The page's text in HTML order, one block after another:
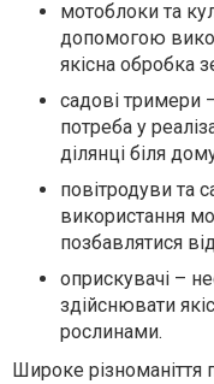
мотоблоки та
допомогою
якісна обробка
садові тримери
потреба у
ділянці біля
повітродуви та
використання
позбавлятися
оприскувачі –
здійснювати
рослинами.
Широке різноманіття